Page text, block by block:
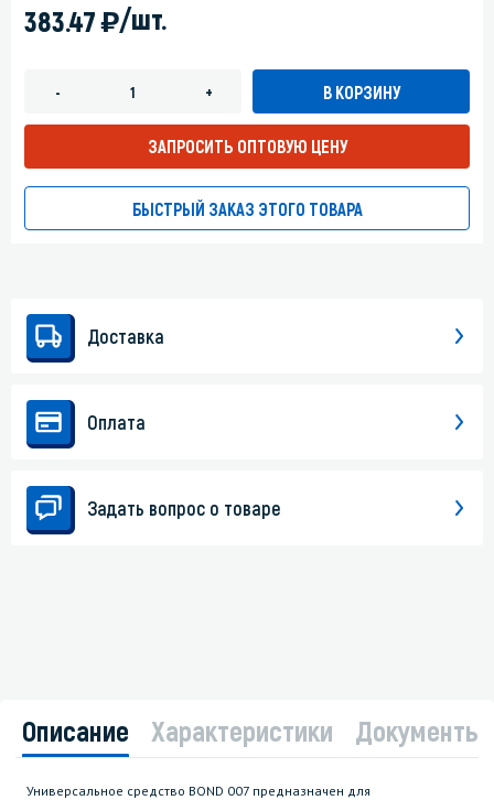
383.47)/шт.
- + В КОРЗИНУ
ЗАПРОСИТЬ ОПТОВУЮ ЦЕНУ
БЫСТРЫЙ ЗАКАЗ ЭТОГО ТОВАРА
Доставка
Оплата
Задать вопрос о товаре
Описание Характеристики Документы
Универсальное средство BOND 007 предназначен для